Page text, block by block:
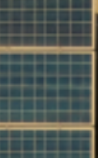
das empresas?
tenham propósito e se
Quem é a geração Z? A geração